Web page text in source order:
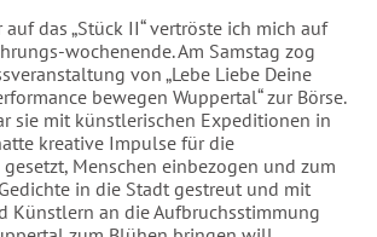
das „Stück II“ vertröste ich mich auf
wochenende. Am Samstag zog
von „Lebe Liebe Deine
bewegen Wuppertal“ zur Börse.
sie mit künstlerischen Expeditionen in
kreative Impulse für die
Menschen einbezogen und zum
in die Stadt gestreut und mit
Künstlern an die Aufbruchsstimmung